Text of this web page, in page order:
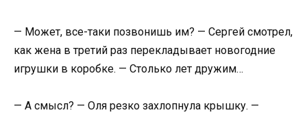
— Может, все-таки позвонишь им? — Сергей смотрел,
как жена в третий раз перекладывает новогодние
игрушки в коробке. — Столько лет дружим…
— А смысл? — Оля резко захлопнула крышку. —